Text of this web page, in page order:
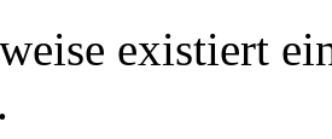
existiert
.